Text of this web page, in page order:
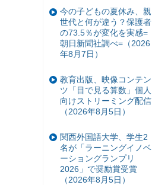
今の子どもの夏休み、親
世代と何が違う？保護者
の73.5％が変化を実感=
朝日新聞社調べ=（2026
年8月7日）
教育出版、映像コンテン
ツ「目で見る算数」個人
向けストリーミング配信
（2026年8月5日）
関西外国語大学、学生2
名が「ラーニングイノベ
ーショングランプリ
2026」で奨励賞受賞
（2026年8月5日）